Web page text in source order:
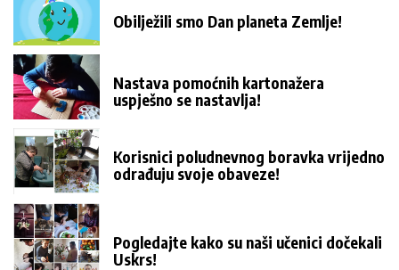
Obilježili smo Dan planeta Zemlje!
Nastava pomoćnih kartonažera
uspješno se nastavlja!
Korisnici poludnevnog boravka vrijedno
odrađuju svoje obaveze!
Pogledajte kako su naši učenici dočekali
Uskrs!